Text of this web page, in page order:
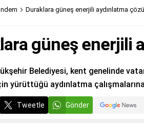
Duraklara güneş enerjili aydınlatma
güneş enerjili
Belediyesi, kent genelinde
yürüttüğü aydınlatma
Tweetle Gönder